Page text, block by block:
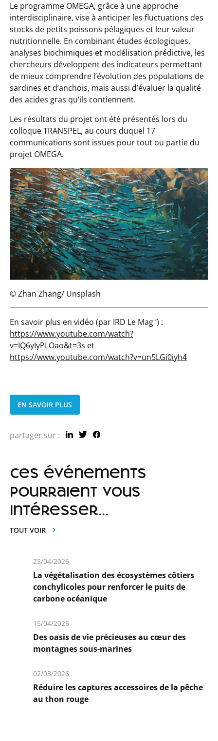
Le programme OMEGA, grâce à une approche
interdisciplinaire, vise à anticiper les fluctuations des
stocks de petits poissons pélagiques et leur valeur
nutritionnelle. En combinant études écologiques,
analyses biochimiques et modélisation prédictive, les
chercheurs développent des indicateurs permettant
de mieux comprendre l’évolution des populations de
sardines et d’anchois, mais aussi d’évaluer la qualité
des acides gras qu’ils contiennent.
Les résultats du projet ont été présentés lors du
colloque TRANSPEL, au cours duquel 17
communications sont issues pour tout ou partie du
projet OMEGA.
© Zhan Zhang/ Unsplash
En savoir plus en vidéo (par IRD Le Mag ‘) :
https://www.youtube.com/watch?
v=IQ6yIyPLOao&t=3s et
https://www.youtube.com/watch?v=un5LGi0iyh4
EN SAVOIR PLUS
partager sur :
ces événements
pourraient vous
intéresser...
TOUT VOIR
25/04/2026
La végétalisation des écosystèmes côtiers
conchylicoles pour renforcer le puits de
carbone océanique
savoir
plus
15/04/2026
Des oasis de vie précieuses au cœur des
montagnes sous-marines
savoir
plus
02/03/2026
Réduire les captures accessoires de la pêche
au thon rouge